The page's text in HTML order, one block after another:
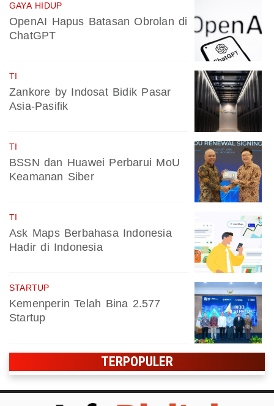
GAYA HIDUP
OpenAI Hapus Batasan Obrolan di
ChatGPT
TI
Zankore by Indosat Bidik Pasar
Asia-Pasifik
TI
BSSN dan Huawei Perbarui MoU
Keamanan Siber
TI
Ask Maps Berbahasa Indonesia
Hadir di Indonesia
STARTUP
Kemenperin Telah Bina 2.577
Startup
TERPOPULER